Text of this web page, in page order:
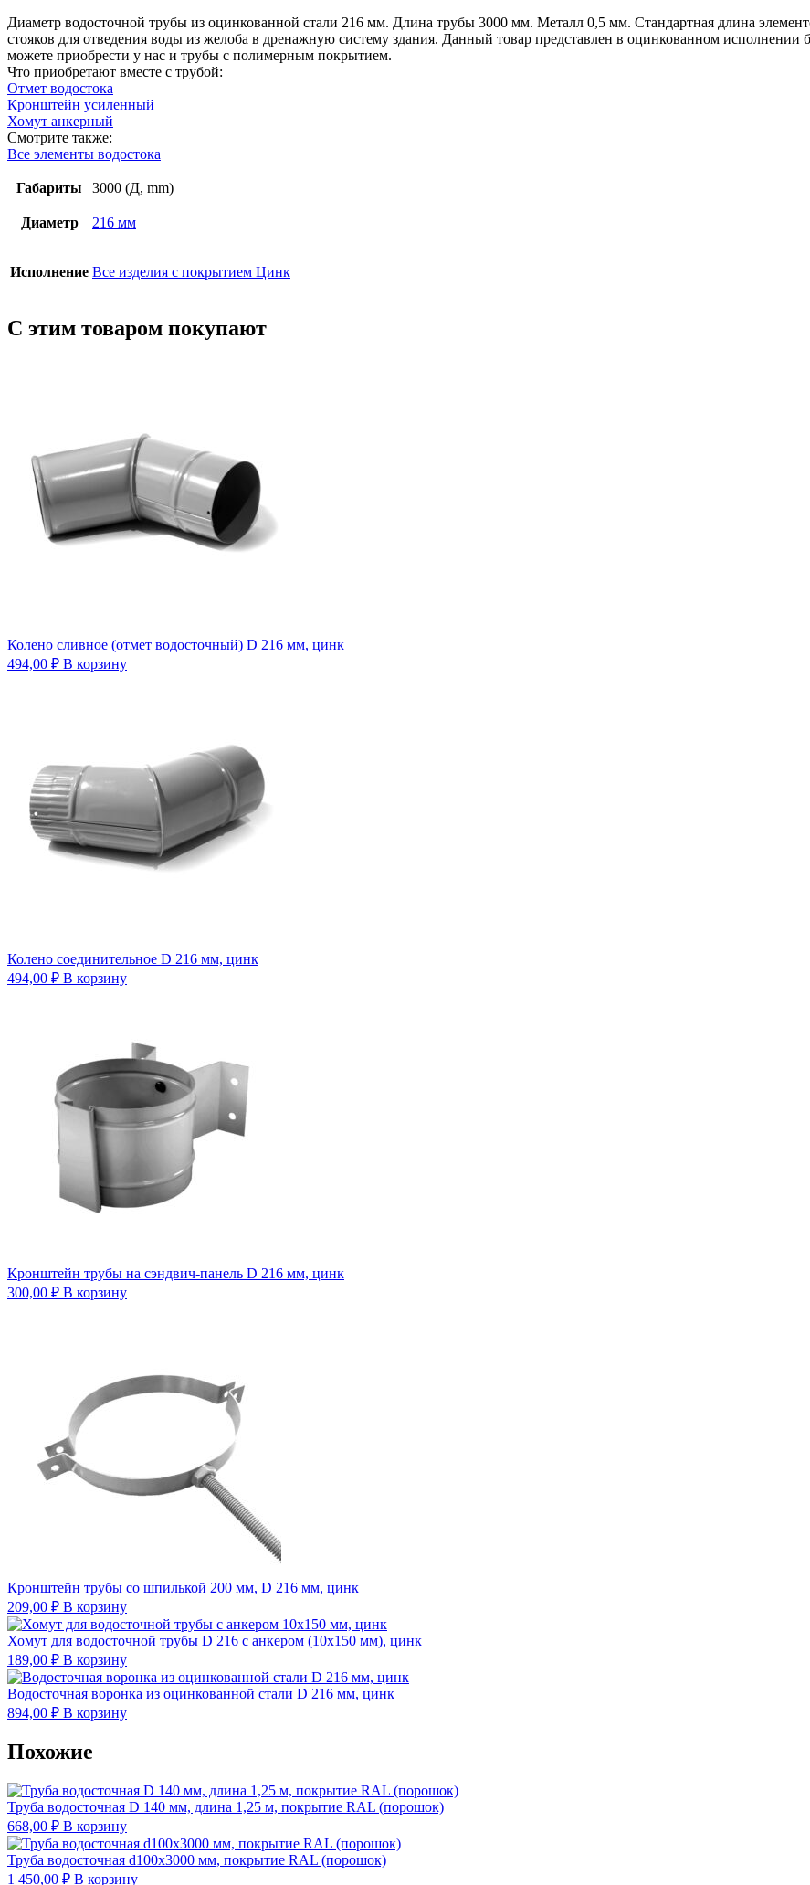
длина
3
м,
цинк
Диаметр водосточной трубы из оцинкованной стали 216 мм. Длина трубы 3000 мм. Металл 0,5 мм. Стандартная длина
стояков для отведения воды из желоба в дренажную систему здания. Данный товар представлен в оцинкованном
можете приобрести у нас и трубы с полимерным покрытием.
Что приобретают вместе с трубой:
Отмет водостока
Кронштейн усиленный
Хомут анкерный
Смотрите также:
Все элементы водостока
Габариты 3000 (Д, mm)
Диаметр 216 мм
Исполнение Все изделия с покрытием Цинк
С этим товаром покупают
Колено сливное (отмет водосточный) D 216 мм, цинк
494,00 ₽ В корзину
Колено соединительное D 216 мм, цинк
494,00 ₽ В корзину
Кронштейн трубы на сэндвич-панель D 216 мм, цинк
300,00 ₽ В корзину
Кронштейн трубы со шпилькой 200 мм, D 216 мм, цинк
209,00 ₽ В корзину
Хомут для водосточной трубы D 216 с анкером (10х150 мм), цинк
189,00 ₽ В корзину
Водосточная воронка из оцинкованной стали D 216 мм, цинк
894,00 ₽ В корзину
Похожие
Труба водосточная D 140 мм, длина 1,25 м, покрытие RAL (порошок)
668,00 ₽ В корзину
Труба водосточная d100х3000 мм, покрытие RAL (порошок)
1 450,00 ₽ В корзину